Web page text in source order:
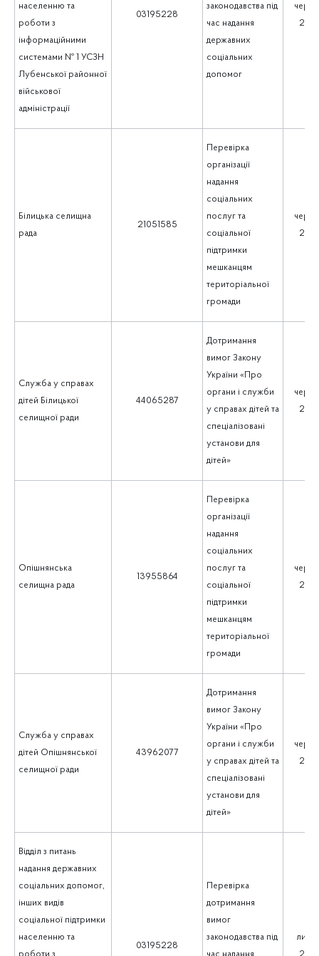
населенню та
роботи з
інформаційними
системами № 1 УСЗН
Лубенської районної
військової
адміністрації
03195228
законодавства під
час надання
державних
соціальних
допомог
Білицька селищна
рада
21051585
Перевірка
організації
надання
соціальних
послуг та
соціальної
підтримки
мешканцям
територіальної
громади
Служба у справах
дітей Білицької
селищної ради
44065287
Дотримання
вимог Закону
України «Про
органи і служби
у справах дітей та
спеціалізовані
установи для
дітей»
Опішнянська
селищна рада
13955864
Перевірка
організації
надання
соціальних
послуг та
соціальної
підтримки
мешканцям
територіальної
громади
Служба у справах
дітей Опішнянської
селищної ради
43962077
Дотримання
вимог Закону
України «Про
органи і служби
у справах дітей та
спеціалізовані
установи для
дітей»
Відділ з питань
надання державних
соціальних допомог,
інших видів
соціальної підтримки
населенню та
03195228
Перевірка
дотримання
вимог
законодавства під